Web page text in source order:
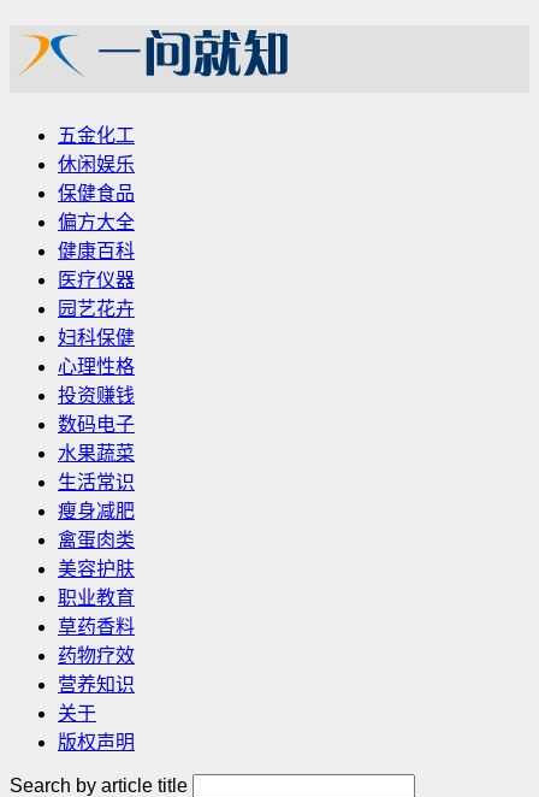
五金化工
休闲娱乐
保健食品
偏方大全
健康百科
医疗仪器
园艺花卉
妇科保健
心理性格
投资赚钱
数码电子
水果蔬菜
生活常识
瘦身减肥
禽蛋肉类
美容护肤
职业教育
草药香料
药物疗效
营养知识
关于
版权声明
Search by article title